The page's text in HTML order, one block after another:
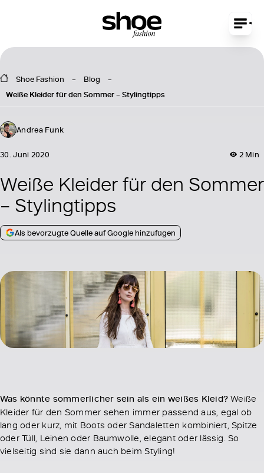
Shoe Fashion
Blog
Weiße Kleider für den Sommer – Stylingtipps
Andrea Funk
2 Min
30. Juni 2020
Weiße Kleider für den Sommer
– Stylingtipps
Als bevorzugte Quelle auf Google hinzufügen
Was könnte sommerlicher sein als ein weißes Kleid? Weiße
Kleider für den Sommer sehen immer passend aus, egal ob
lang oder kurz, mit Boots oder Sandaletten kombiniert, Spitze
oder Tüll, Leinen oder Baumwolle, elegant oder lässig. So
vielseitig sind sie dann auch beim Styling!